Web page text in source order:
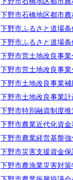
下野市石橋地区都市
下野市ふるさと道場条
下野市ふるさと道場条
下野市営土地改良事
下野市営土地改良事
下野市土地改良事業
下野市土地改良事業
下野市特別融資制度
下野市農業近代化資
下野市農業経営基盤
下野市災害支援資金
下野市農漁業災害対